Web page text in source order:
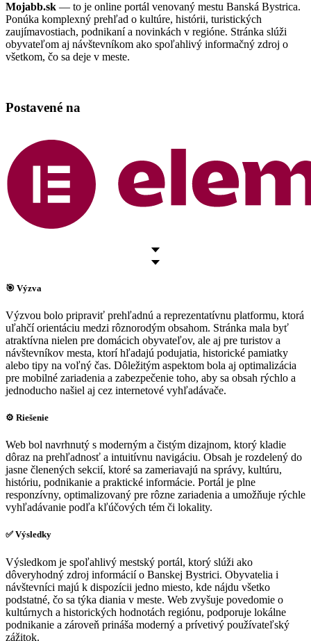
Mojabb.sk — to je online portál venovaný mestu Banská Bystrica.
Ponúka komplexný prehľad o kultúre, histórii, turistických
zaujímavostiach, podnikaní a novinkách v regióne. Stránka slúži
obyvateľom aj návštevníkom ako spoľahlivý informačný zdroj o
všetkom, čo sa deje v meste.
Postavené na
🎯 Výzva
Výzvou bolo pripraviť prehľadnú a reprezentatívnu platformu, ktorá
uľahčí orientáciu medzi rôznorodým obsahom. Stránka mala byť
atraktívna nielen pre domácich obyvateľov, ale aj pre turistov a
návštevníkov mesta, ktorí hľadajú podujatia, historické pamiatky
alebo tipy na voľný čas. Dôležitým aspektom bola aj optimalizácia
pre mobilné zariadenia a zabezpečenie toho, aby sa obsah rýchlo a
jednoducho našiel aj cez internetové vyhľadávače.
⚙️ Riešenie
Web bol navrhnutý s moderným a čistým dizajnom, ktorý kladie
dôraz na prehľadnosť a intuitívnu navigáciu. Obsah je rozdelený do
jasne členených sekcií, ktoré sa zameriavajú na správy, kultúru,
históriu, podnikanie a praktické informácie. Portál je plne
responzívny, optimalizovaný pre rôzne zariadenia a umožňuje rýchle
vyhľadávanie podľa kľúčových tém či lokality.
✅ Výsledky
Výsledkom je spoľahlivý mestský portál, ktorý slúži ako
dôveryhodný zdroj informácií o Banskej Bystrici. Obyvatelia i
návštevníci majú k dispozícii jedno miesto, kde nájdu všetko
podstatné, čo sa týka diania v meste. Web zvyšuje povedomie o
kultúrnych a historických hodnotách regiónu, podporuje lokálne
podnikanie a zároveň prináša moderný a prívetivý používateľský
zážitok.